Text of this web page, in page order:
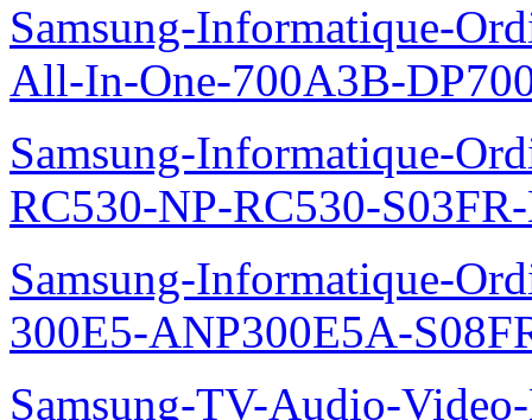
Samsung-Informatique-
All-In-One-700A3B-
Samsung-Informatique-
RC530-NP-RC530-
Samsung-Informatique-
300E5-ANP300E5A-
Samsung-TV-Audio-